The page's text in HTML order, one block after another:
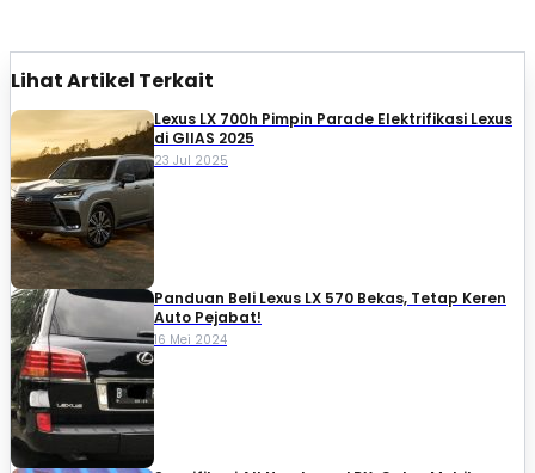
Lihat Artikel Terkait
Lexus LX 700h Pimpin Parade Elektrifikasi Lexus
di GIIAS 2025
23 Jul 2025
Panduan Beli Lexus LX 570 Bekas, Tetap Keren
Auto Pejabat!
16 Mei 2024